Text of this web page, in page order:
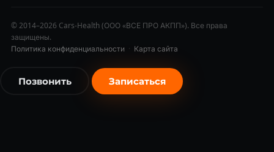
© 2014–2026 Cars-Health (ООО «ВСЕ ПРО АКПП»). Все права
защищены.
Политика конфиденциальности · Карта сайта
Позвонить Записаться